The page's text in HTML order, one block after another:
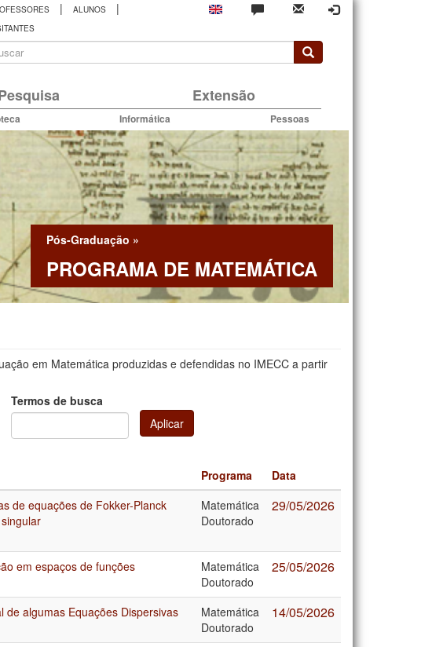
| ALUNOS |
Extensão
Informática Pessoas
Pós-Graduação »
PROGRAMA DE MATEMÁTICA
em Matemática produzidas e defendidas no IMECC a partir
Termos de busca
Aplicar
Programa
Data
de equações de Fokker-Planck
Matemática
Doutorado
29/05/2026
em espaços de funções
Matemática
Doutorado
25/05/2026
de algumas Equações Dispersivas
Matemática
Doutorado
14/05/2026